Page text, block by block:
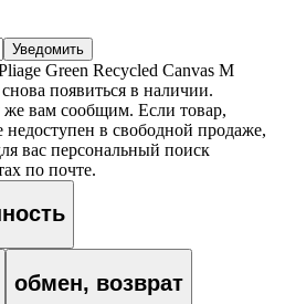
Уведомить
Green Recycled Canvas M
появиться в наличии.
же вам сообщим. Если товар,
в свободной продаже,
вас персональный поиск
по почте.
обмен, возврат